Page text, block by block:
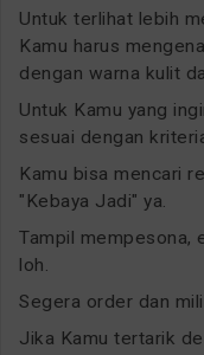
Untuk terlihat lebih
Kamu harus
dengan warna kulit
Untuk Kamu yang
sesuai dengan
Kamu bisa mencari
"Kebaya Jadi" ya.
Tampil mempesona,
loh.
Segera order dan
Jika Kamu tertarik